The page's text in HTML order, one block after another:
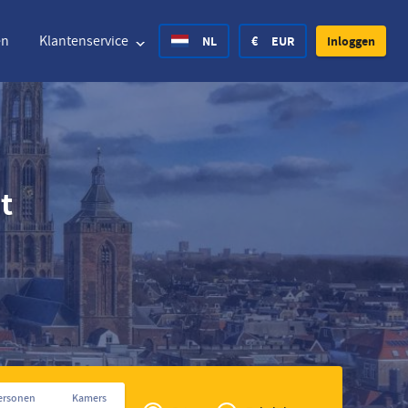
Klantenservice NL
Deutsch
Deutsch
Español
Hrvatski
Finnish
Tsjechisch
€ EUR
States Dollar £
States Dollar
Krone Rs. India Rupee
Krone zł Poland Zloty
Krona CHF Switzerland Franc
Inloggen
Kamers